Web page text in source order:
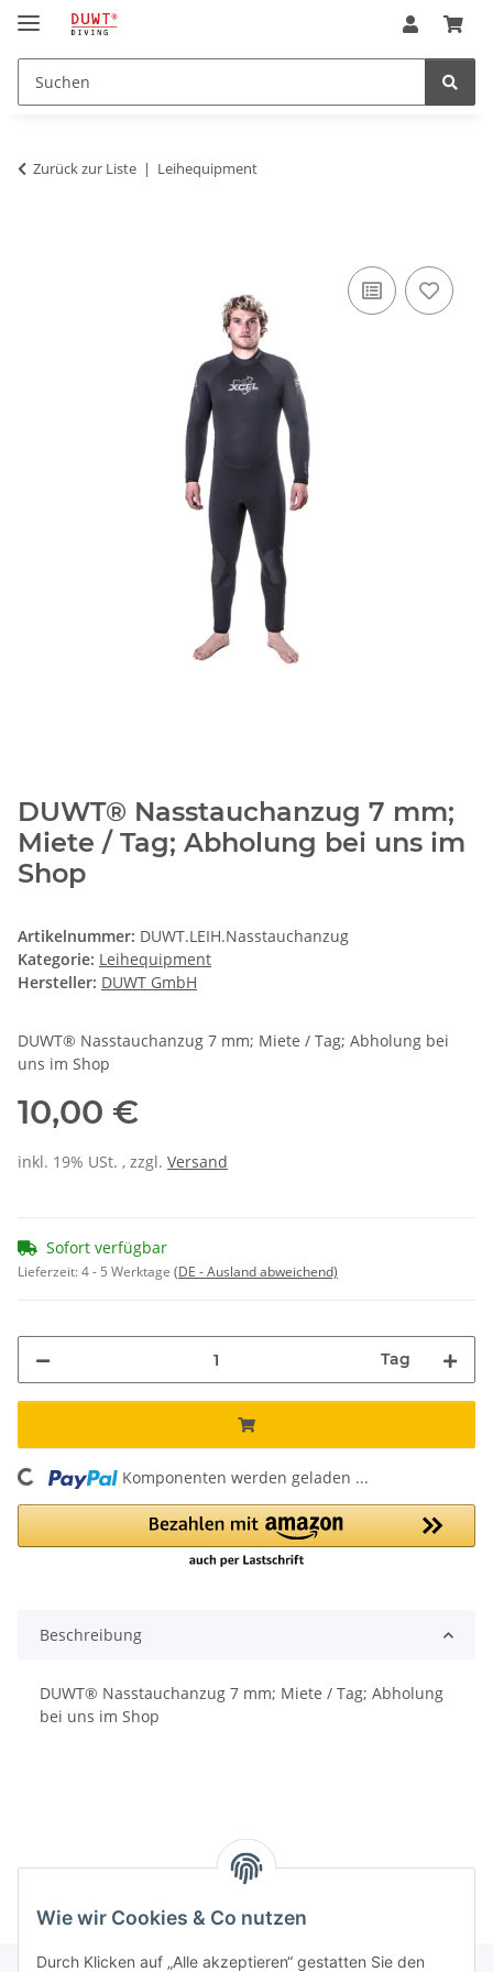
Wie wir Cookies & Co nutzen
Durch Klicken auf „Alle akzeptieren“ gestatten Sie den
Zurück zur Liste Leihequipment
DUWT® Nasstauchanzug 7 mm;
Miete / Tag; Abholung bei uns im
Shop
Artikelnummer: DUWT.LEIH.Nasstauchanzug
Kategorie: Leihequipment
Hersteller: DUWT GmbH
DUWT® Nasstauchanzug 7 mm; Miete / Tag; Abholung bei
uns im Shop
10,00 €
inkl. 19% USt. , zzgl. Versand
Sofort verfügbar
Lieferzeit:4 - 5 Werktage (DE - Ausland abweichend)
Tag
Loading... Komponenten werden geladen ...
Beschreibung
DUWT® Nasstauchanzug 7 mm; Miete / Tag; Abholung
bei uns im Shop